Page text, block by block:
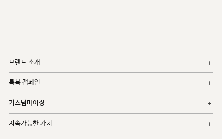
브랜드 소개
룩북 캠페인
커스텀마이징
지속가능한 가치